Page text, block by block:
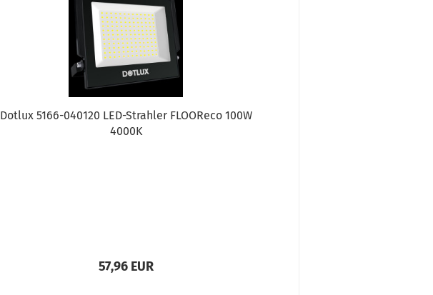
Dotlux 5166-040120 LED-Strahler FLOOReco 100W
4000K
57,96 EUR